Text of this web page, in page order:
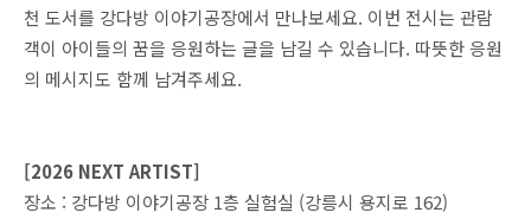
천 도서를 강다방 이야기공장에서 만나보세요. 이번 전시는 관람
객이 아이들의 꿈을 응원하는 글을 남길 수 있습니다. 따뜻한 응원
의 메시지도 함께 남겨주세요.
[2026 NEXT ARTIST]
장소 : 강다방 이야기공장 1층 실험실 (강릉시 용지로 162)